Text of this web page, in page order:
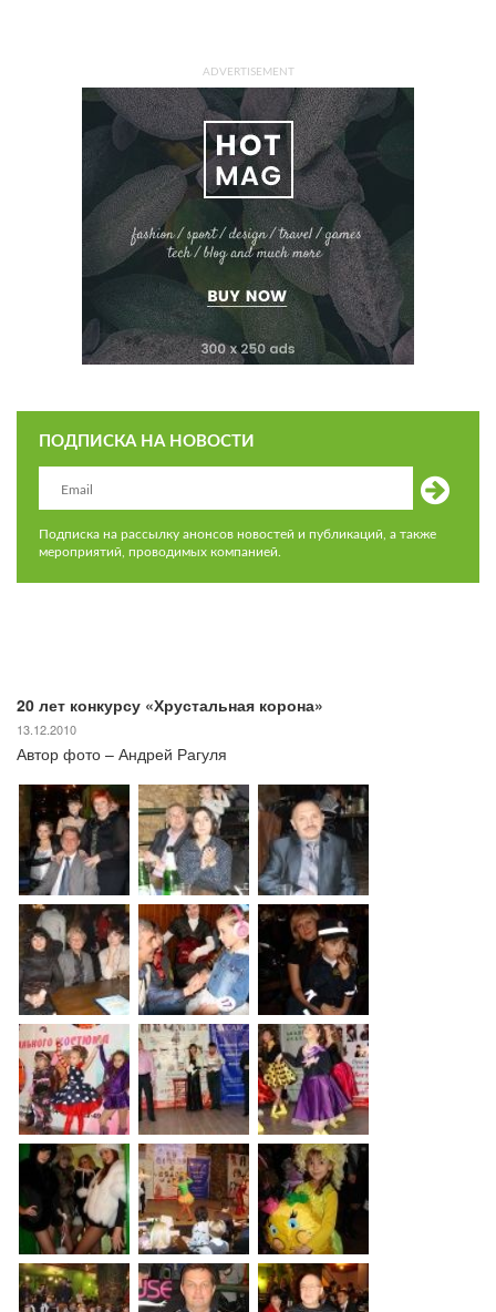
ADVERTISEMENT
ПОДПИСКА НА НОВОСТИ
Подписка на рассылку анонсов новостей и публикаций, а также
мероприятий, проводимых компанией.
20 лет конкурсу «Хрустальная корона»
13.12.2010
Автор фото – Андрей Рагуля